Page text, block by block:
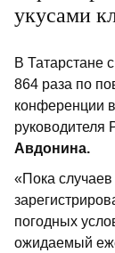
укусами
В Татарстане
864 раза по
конференции
руководителя
Авдонина.
«Пока
погодных
ожидаемый